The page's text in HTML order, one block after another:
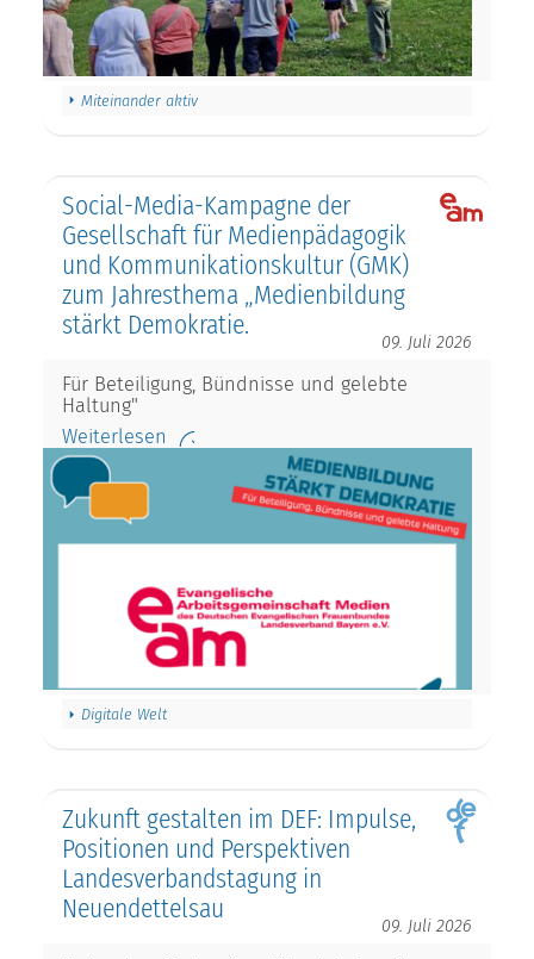
Miteinander aktiv
Social-Media-Kampagne der
Gesellschaft für Medienpädagogik
und Kommunikationskultur (GMK)
zum Jahresthema „Medienbildung
stärkt Demokratie.
09. Juli 2026
Für Beteiligung, Bündnisse und gelebte
Haltung"
Weiterlesen
Digitale Welt
Zukunft gestalten im DEF: Impulse,
Positionen und Perspektiven
Landesverbandstagung in
Neuendettelsau
09. Juli 2026